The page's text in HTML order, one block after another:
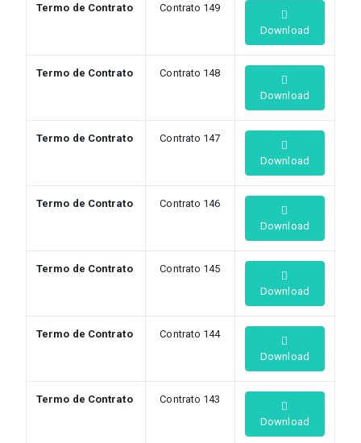
Termo de Contrato
Contrato 149
Download
Termo de Contrato
Contrato 148
Download
Termo de Contrato
Contrato 147
Download
Termo de Contrato
Contrato 146
Download
Termo de Contrato
Contrato 145
Download
Termo de Contrato
Contrato 144
Download
Termo de Contrato
Contrato 143
Download